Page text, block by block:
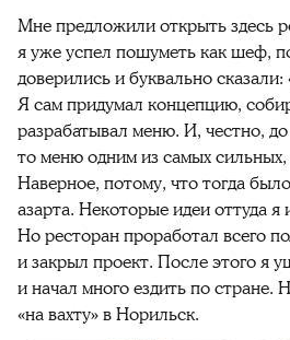
Мне предложили открыть здесь
я уже успел пошуметь как шеф,
доверились и буквально
Я сам придумал концепцию,
разрабатывал меню. И, честно,
то меню одним из самых
Наверное, потому, что тогда
азарта. Некоторые идеи оттуда я
Но ресторан проработал всего
и закрыл проект. После этого я
и начал много ездить по стране.
«на вахту» в Норильск.